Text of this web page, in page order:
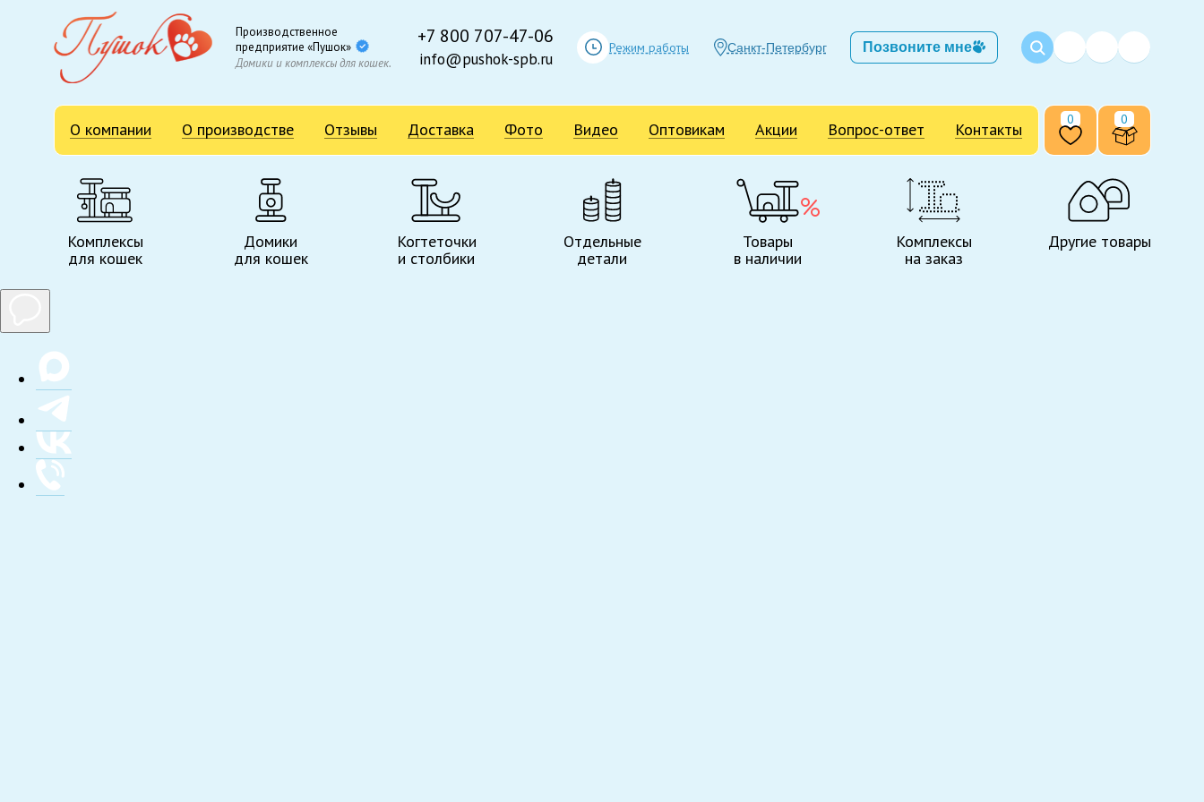
Производственное
предприятие «Пушок»
Домики и комплексы для кошек.
+7 800 707-47-06
info@pushok-spb.ru
Режим работы Санкт-Петербург Позвоните мне
О компании О производстве Отзывы Доставка Фото Видео Оптовикам Акции Вопрос-ответ Контакты 0 0
Комплексы
для кошек
Домики
для кошек
Когтеточки
и столбики
Отдельные
детали
Товары
в наличии
Комплексы
на заказ
Другие товары